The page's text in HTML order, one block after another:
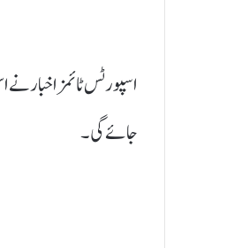
اسپورٹس ٹائمز اخبار نے
جائے گی۔